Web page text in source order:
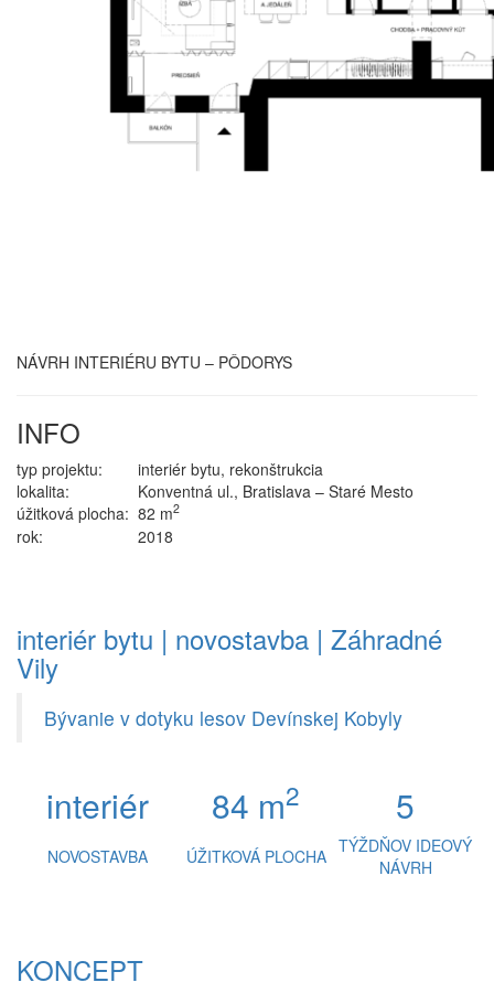
NÁVRH INTERIÉRU BYTU – PÔDORYS
INFO
typ projektu:
interiér bytu, rekonštrukcia
lokalita:
Konventná ul., Bratislava – Staré Mesto
úžitková plocha: 82 m2
rok: 2018
interiér bytu | novostavba | Záhradné
Vily
Bývanie v dotyku lesov Devínskej Kobyly
interiér 84 m2 5
NOVOSTAVBA ÚŽITKOVÁ PLOCHA TÝŽDŇOV IDEOVÝ
NÁVRH
KONCEPT